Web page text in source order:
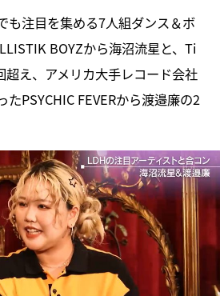
も注目を集める7人組ダンス＆ボ
BOYZから海沼流星と、Ti
え、アメリカ大手レコード会社
たPSYCHIC FEVERから渡邉廉の2